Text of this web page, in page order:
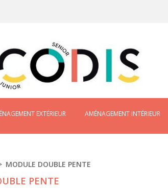
EXTÉRIEUR AMÉNAGEMENT INTÉRIEUR
MODULE DOUBLE PENTE
PENTE